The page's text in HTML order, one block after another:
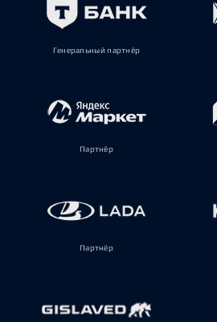
Генеральный партнёр
Партнёр
Партнёр